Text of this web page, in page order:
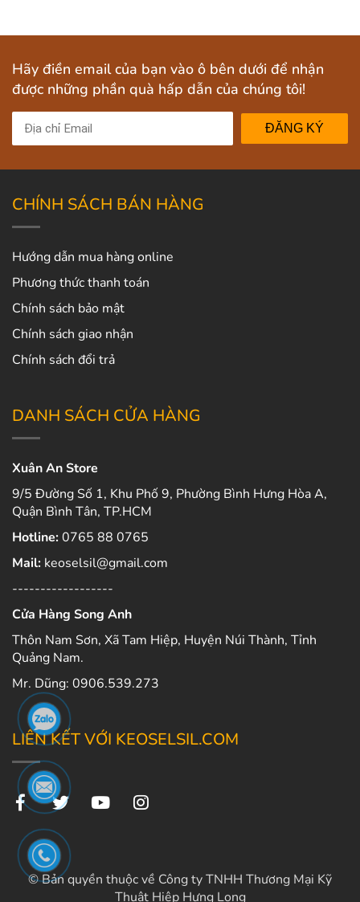
Hãy điền email của bạn vào ô bên dưới để nhận
được những phần quà hấp dẫn của chúng tôi!
ĐĂNG KÝ
CHÍNH SÁCH BÁN HÀNG
Hướng dẫn mua hàng online
Phương thức thanh toán
Chính sách bảo mật
Chính sách giao nhận
Chính sách đổi trả
DANH SÁCH CỬA HÀNG
Xuân An Store
9/5 Đường Số 1, Khu Phố 9, Phường Bình Hưng Hòa A,
Quận Bình Tân, TP.HCM
Hotline:0765 88 0765
Mail: keoselsil@gmail.com
------------------
Cửa Hàng Song Anh
Thôn Nam Sơn, Xã Tam Hiệp, Huyện Núi Thành, Tỉnh
Quảng Nam.
Mr. Dũng: 0906.539.273
LIÊN KẾT VỚI KEOSELSIL.COM
© Bản quyền thuộc về Công ty TNHH Thương Mại Kỹ
Thuật Hiệp Hưng Long